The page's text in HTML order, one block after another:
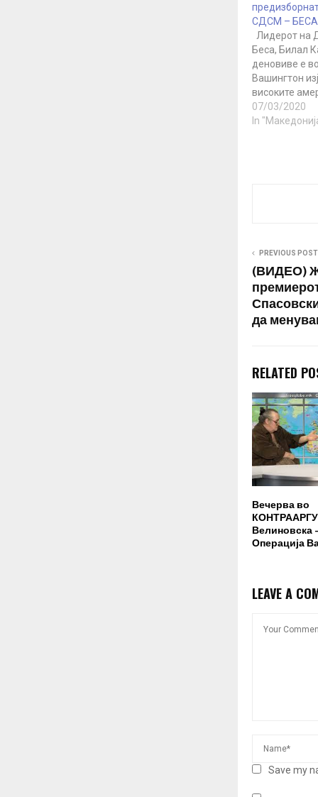
СДСМ – БЕСА
Лидерот на
Беса, Билал
деновиве е
Вашингтон
високите
претставници
сретнал ја
07/03/2020
In
PREVIOUS POST
(ВИДЕО)
да
RELATED
Вечерва во
Велиновска
Операција
LEAVE A
Save my